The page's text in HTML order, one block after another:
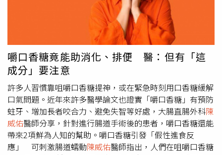
或輕度發炎。這種情況下，即使本身沒有痔瘡，也可能因局
部發炎而出現與痔瘡類似的不適感。此外，許多民眾排便時
習慣用力，這樣的行為會讓腹內壓升高，導致肛門靜脈壓力
跟著上升。若頻繁出現這樣的情況，血管會因為充血與腫脹
而出現疼痛，而這樣的症狀，也往往被誤認為是痔瘡新發或
復發。陳威佑醫師表示，對於原本就患有痔瘡的人而言，吃
辣後若引起腹瀉，更可能導致原有病灶惡化。在頻繁排便、
持續刺激之下，肛門靜脈會受到更大的壓力，腫脹程度增
加，甚至可能出現出血與劇烈疼痛。這時即使表面看似是因
為吃辣才「長痔瘡」，實際上是因腸胃刺激所引發的原本症
狀加劇。陳威佑 醫師最後也提醒，大腸直腸的健康與日常生
活息息相關，真正預防痔瘡的關鍵在於維持良好的排便習慣
與飲食結構。他建議，多攝取膳食纖維如蔬菜、水果、全穀
嚼口香糖竟能助消化、排便 醫：但有「這
成分」要注意
許多人習慣靠咀嚼口香糖提神，或在緊急時刻用口香糖緩解
口氣問題。近年來許多醫學論文也證實「嚼口香糖」有預防
蛀牙、增加長者咬合力、避免失智等好處，大腸直腸外科陳
威佑醫師分享，針對進行腸道手術後的患者，嚼口香糖還能
帶來2項鮮為人知的幫助。嚼口香糖引發「假性進食反
應」 可刺激腸道蠕動陳威佑醫師指出，人們在咀嚼口香糖